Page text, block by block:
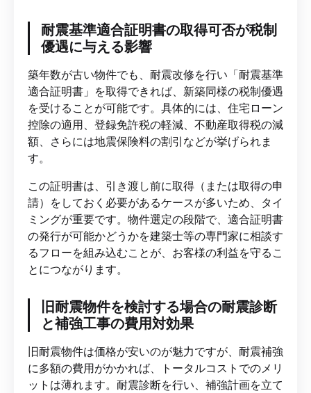
耐震基準適合証明書の取得可否が税制
優遇に与える影響
築年数が古い物件でも、耐震改修を行い「耐震基準
適合証明書」を取得できれば、新築同様の税制優遇
を受けることが可能です。具体的には、住宅ローン
控除の適用、登録免許税の軽減、不動産取得税の減
額、さらには地震保険料の割引などが挙げられま
す。
この証明書は、引き渡し前に取得（または取得の申
請）をしておく必要があるケースが多いため、タイ
ミングが重要です。物件選定の段階で、適合証明書
の発行が可能かどうかを建築士等の専門家に相談す
るフローを組み込むことが、お客様の利益を守るこ
とにつながります。
旧耐震物件を検討する場合の耐震診断
と補強工事の費用対効果
旧耐震物件は価格が安いのが魅力ですが、耐震補強
に多額の費用がかかれば、トータルコストでのメリ
ットは薄れます。耐震診断を行い、補強計画を立て